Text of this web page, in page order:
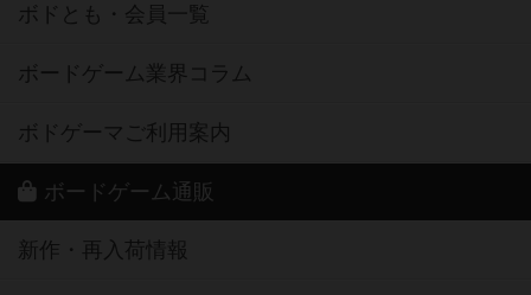
ボドとも・会員一覧
ボードゲーム業界コラム
ボドゲーマご利用案内
ボードゲーム通販
新作・再入荷情報